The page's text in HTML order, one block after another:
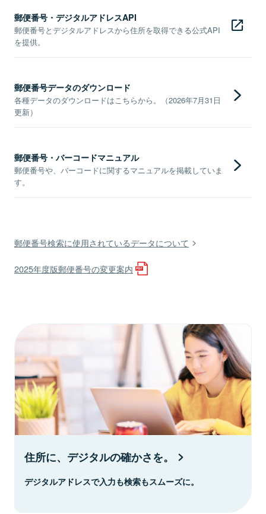
郵便番号・デジタルアドレスAPI
郵便番号とデジタルアドレスから住所を取得できる公式API
を提供。
郵便番号データのダウンロード
各種データのダウンロードはこちらから。（2026年7月31日
更新）
郵便番号・バーコードマニュアル
郵便番号や、バーコードに関するマニュアルを掲載していま
す。
郵便番号検索に使用されているデータについて
2025年度版郵便番号の変更案内
住所に、デジタルの確かさを。
デジタルアドレスで入力も検索もスムーズに。